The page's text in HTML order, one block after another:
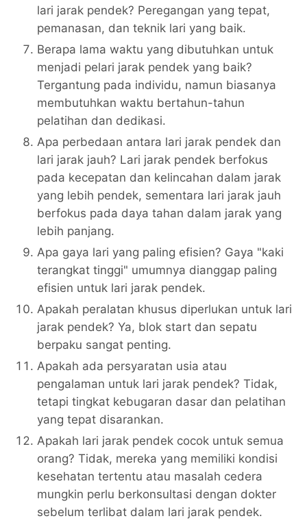
lari jarak pendek? Peregangan yang tepat,
pemanasan, dan teknik lari yang baik.
Berapa lama waktu yang dibutuhkan untuk
menjadi pelari jarak pendek yang baik?
Tergantung pada individu, namun biasanya
membutuhkan waktu bertahun-tahun
pelatihan dan dedikasi.
Apa perbedaan antara lari jarak pendek dan
lari jarak jauh? Lari jarak pendek berfokus
pada kecepatan dan kelincahan dalam jarak
yang lebih pendek, sementara lari jarak jauh
berfokus pada daya tahan dalam jarak yang
lebih panjang.
Apa gaya lari yang paling efisien? Gaya "kaki
terangkat tinggi" umumnya dianggap paling
efisien untuk lari jarak pendek.
Apakah peralatan khusus diperlukan untuk lari
jarak pendek? Ya, blok start dan sepatu
berpaku sangat penting.
Apakah ada persyaratan usia atau
pengalaman untuk lari jarak pendek? Tidak,
tetapi tingkat kebugaran dasar dan pelatihan
yang tepat disarankan.
Apakah lari jarak pendek cocok untuk semua
orang? Tidak, mereka yang memiliki kondisi
kesehatan tertentu atau masalah cedera
mungkin perlu berkonsultasi dengan dokter
sebelum terlibat dalam lari jarak pendek.